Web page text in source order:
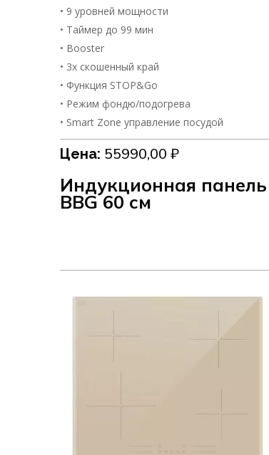
• 9 уровней мощности
• Таймер до 99 мин
• Booster
• 3х скошенный край
• Функция STOP&Go
• Режим фондю/подогрева
• Smart Zone управление посудой
Цена: 55990,00 ₽
Индукционная панель
BBG 60 см